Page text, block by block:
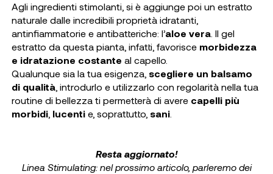
Agli ingredienti stimolanti, si è aggiunge poi un estratto
naturale dalle incredibili proprietà idratanti,
antinfiammatorie e antibatteriche: l’aloe vera. Il gel
estratto da questa pianta, infatti, favorisce morbidezza
e idratazione costante al capello.
Qualunque sia la tua esigenza, scegliere un balsamo
di qualità, introdurlo e utilizzarlo con regolarità nella tua
routine di bellezza ti permetterà di avere capelli più
morbidi, lucentie, soprattutto, sani.
Resta aggiornato!
Linea Stimulating: nel prossimo articolo, parleremo dei